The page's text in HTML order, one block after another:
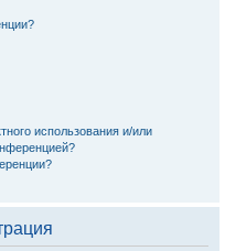
использования и/или